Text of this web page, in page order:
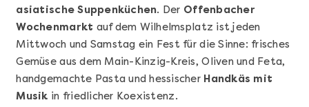
Mehr anzeigen
Sushi Basic Kurs Bonn
asiatische Suppenküchen. Der Offenbacher
Wochenmarkt auf dem Wilhelmsplatz ist jeden
Mittwoch und Samstag ein Fest für die Sinne: frisches
Gemüse aus dem Main-Kinzig-Kreis, Oliven und Feta,
handgemachte Pasta und hessischer Handkäs mit
Musik in friedlicher Koexistenz.